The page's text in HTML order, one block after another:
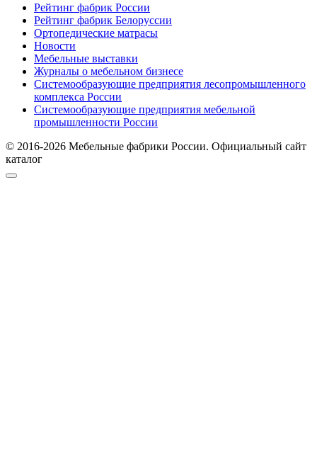
Рейтинг фабрик России
Рейтинг фабрик Белоруссии
Ортопедические матрасы
Новости
Мебельные выставки
Журналы о мебельном бизнесе
Системообразующие предприятия лесопромышленного
комплекса России
Системообразующие предприятия мебельной
промышленности России
© 2016-2026 Мебельные фабрики России. Официальный сайт
каталог